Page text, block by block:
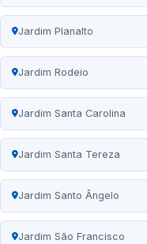
Jardim Planalto
Jardim Rodeio
Jardim Santa Carolina
Jardim Santa Tereza
Jardim Santo Ângelo
Jardim São Francisco